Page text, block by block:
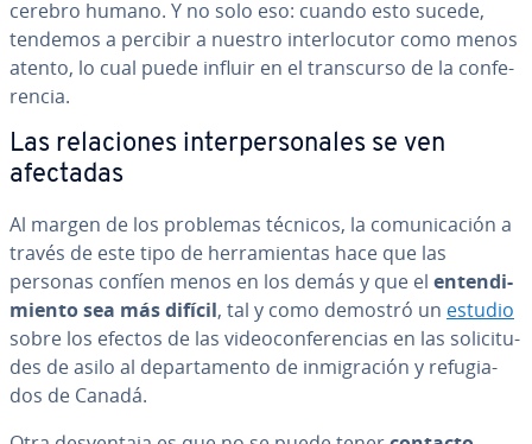
cerebro humano. Y no solo eso: cuando esto sucede,
tendemos a percibir a nuestro in­te­r­lo­cu­tor como menos
atento, lo cual puede influir en el tra­n­s­cu­r­so de la co­n­fe­
re­n­cia.
Las re­la­cio­nes in­te­r­pe­r­so­na­les se ven
afectadas
Al margen de los problemas técnicos, la co­mu­ni­ca­ción a
través de este tipo de he­rra­mie­n­tas hace que las
personas confíen menos en los demás y que el en­te­n­di­
mie­n­to sea más difícil, tal y como demostró un estudio
sobre los efectos de las vi­deo­co­n­fe­re­n­cias en las so­li­ci­tu­
des de asilo al de­pa­r­ta­me­n­to de in­mi­gra­ción y re­fu­gia­
dos de Canadá.